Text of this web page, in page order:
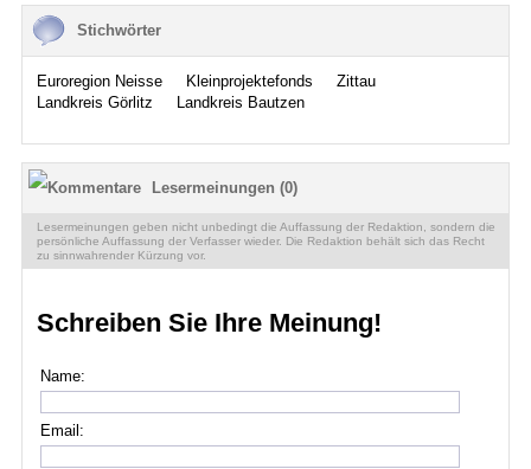
Stichwörter
Euroregion Neisse Kleinprojektefonds
Zittau
Landkreis Görlitz
Landkreis Bautzen
Lesermeinungen (0)
Lesermeinungen geben nicht unbedingt die Auffassung der Redaktion, sondern die
persönliche Auffassung der Verfasser wieder. Die Redaktion behält sich das Recht
zu sinnwahrender Kürzung vor.
Schreiben Sie Ihre Meinung!
Name:
Email: